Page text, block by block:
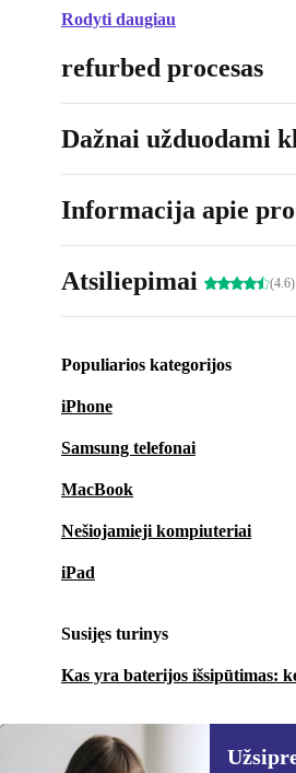
Rodyti daugiau
refurbed procesas
Dažnai užduodami
Informacija apie
Atsiliepimai (4.6)
Populiarios kategorijos
iPhone
Samsung telefonai
MacBook
Nešiojamieji kompiuteriai
iPad
Susijęs turinys
Kas yra baterijos išsipūtimas: